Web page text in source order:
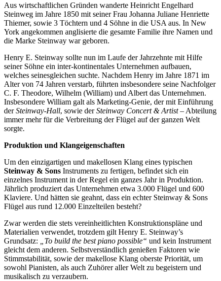
Aus wirtschaftlichen Gründen wanderte Heinricht Engelhard
Steinweg im Jahre 1850 mit seiner Frau Johanna Juliane Henriette
Thiemer, sowie 3 Töchtern und 4 Söhne in die USA aus. In New
York angekommen anglisierte die gesamte Familie ihre Namen und
die Marke Steinway war geboren.
Henry E. Steinway sollte nun im Laufe der Jahrzehnte mit Hilfe
seiner Söhne ein inter-kontinentales Unternehmen aufbauen,
welches seinesgleichen suchte. Nachdem Henry im Jahre 1871 im
Alter von 74 Jahren verstarb, führten insbesondere seine Nachfolger
C. F. Theodore, Wilhelm (William) und Albert das Unternehmen.
Insbesondere William galt als Marketing-Genie, der mit Einführung
derSteinway-Hall, sowie derSteinway Concert & Artist– Abteilung
immer mehr für die Verbreitung der Flügel auf der ganzen Welt
sorgte.
Produktion und Klangeigenschaften
Um den einzigartigen und makellosen Klang eines typischen
Steinway & Sons Instruments zu fertigen, befindet sich ein
einzelnes Instrument in der Regel ein ganzes Jahr in Produktion.
Jährlich produziert das Unternehmen etwa 3.000 Flügel und 600
Klaviere. Und hätten sie geahnt, dass ein echter Steinway & Sons
Flügel aus rund 12.000 Einzelteilen besteht?
Zwar werden die stets vereinheitlichten Konstruktionspläne und
Materialien verwendet, trotzdem gilt Henry E. Steinway’s
Grundsatz:
„To build the best piano possible“ und kein Instrument
gleicht dem anderen. Selbstverständlich genießen Faktoren wie
Stimmstabilität, sowie der makellose Klang oberste Priorität, um
sowohl Pianisten, als auch Zuhörer aller Welt zu begeistern und
musikalisch zu verzaubern.